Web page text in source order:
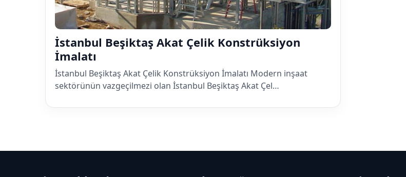
İstanbul Beşiktaş Akat Çelik Konstrüksiyon
İmalatı
İstanbul Beşiktaş Akat Çelik Konstrüksiyon İmalatı Modern inşaat
sektörünün vazgeçilmezi olan İstanbul Beşiktaş Akat Çel…